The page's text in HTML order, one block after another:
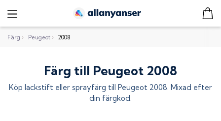
Färg › Peugeot › 2008
Färg till Peugeot 2008
Köp lackstift eller sprayfärg till Peugeot 2008. Mixad efter
din färgkod.